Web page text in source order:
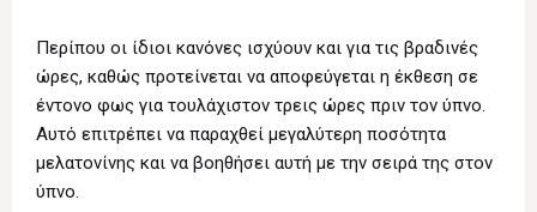
Περίπου οι ίδιοι κανόνες ισχύουν και για τις βραδινές
ώρες, καθώς προτείνεται να αποφεύγεται η έκθεση σε
έντονο φως για τουλάχιστον τρεις ώρες πριν τον ύπνο.
Αυτό επιτρέπει να παραχθεί μεγαλύτερη ποσότητα
μελατονίνης και να βοηθήσει αυτή με την σειρά της στον
ύπνο.